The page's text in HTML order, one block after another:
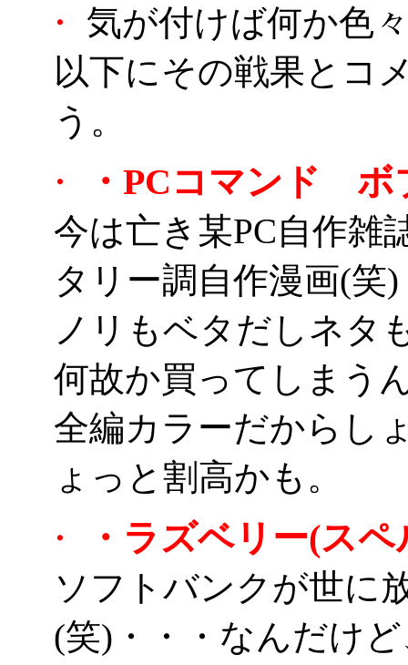
・
気が付けば何か色
以下にその戦果とコ
う。
・
・PCコマンド ボ
今は亡き某PC自作雑
タリー調自作漫画(笑)
ノリもベタだしネタ
何故か買ってしまう
全編カラーだからし
ょっと割高かも。
・
・ラズベリー(ス
ソフトバンクが世に
(笑)・・・なんだけ